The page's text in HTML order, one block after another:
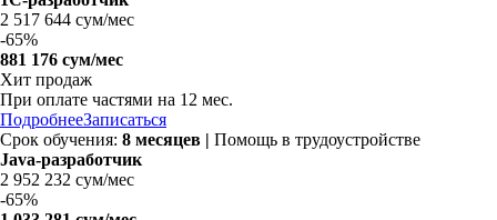
2 517 644 сум/мес
-65%
881 176 сум/мес
Хит продаж
При оплате частями на 12 мес.
ПодробнееЗаписаться
Срок обучения: 8 месяцев | Помощь в трудоустройстве
Java-разработчик
2 952 232 сум/мес
-65%